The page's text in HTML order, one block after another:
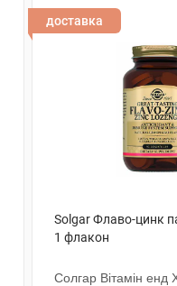
доставка
Solgar Флаво-цинк
1 флакон
Солгар Вітамін енд